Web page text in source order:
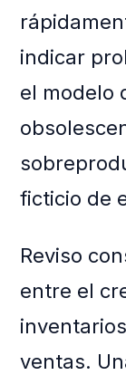
indicar
el modelo
ficticio de
Reviso
entre el
ventas.